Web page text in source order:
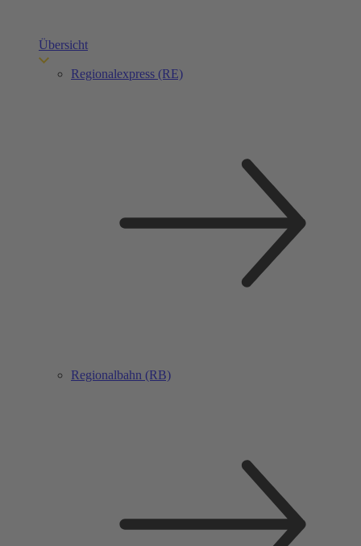
Übersicht
Regionalexpress (RE)
Regionalbahn (RB)